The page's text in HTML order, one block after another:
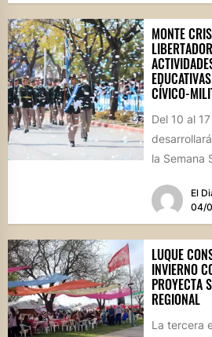
MONTE
CÍVICO-
Del 10 al
la Semana
El
04/
LUQUE
INVIERNO
PROYECTA
REGIONAL
La tercera